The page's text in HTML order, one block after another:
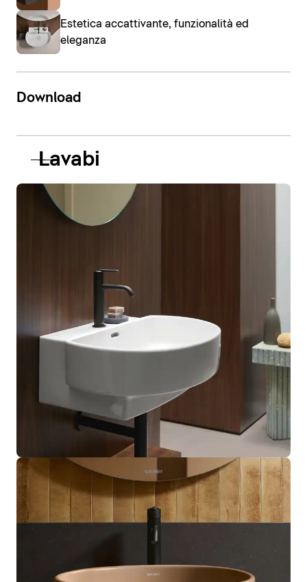
Estetica accattivante, funzionalità ed
eleganza
Download
Lavabi